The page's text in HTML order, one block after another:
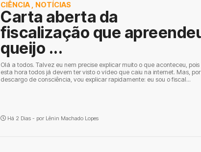
CIÊNCIA NOTÍCIAS
Carta aberta da
fiscalização que
queijo ...
Olá a todos. Talvez eu nem precise explicar muito o que aconteceu, pois
esta hora todos já devem ter visto o vídeo que caiu na internet. Mas, por
descargo de consciência, vou explicar rapidamente: eu sou o fiscal...
Há 2 Dias - por Lênin Machado Lopes